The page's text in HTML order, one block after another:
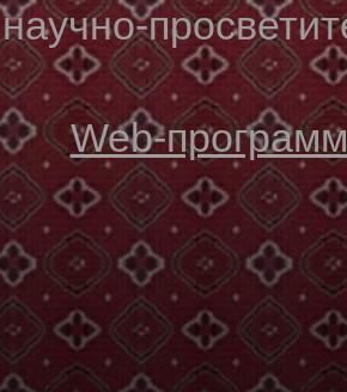
научно-
Web-